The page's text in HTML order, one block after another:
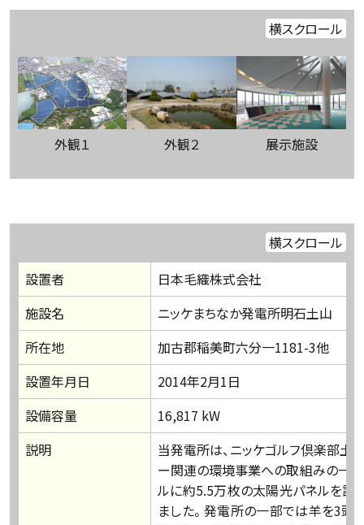
横スクロール
外観１ 外観２ 展示施設
横スクロール
設置者
日本毛織株式会社
施設名
ニッケまちなか発電所明石土山
所在地
加古郡稲美町六分一1181-3他
設置年月日
2014年2月1日
設備容量
16,817 kW
説明
当発電所は、ニッケゴルフ倶楽部土
ー関連の環境事業への取組みの一
ルに約5.5万枚の太陽光パネルを設
ました。発電所の一部では羊を3頭